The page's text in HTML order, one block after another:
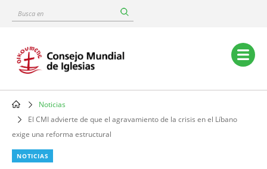
content
Busca
Main
navigation
Breadcrumb
Noticias
El CMI advierte de que el agravamiento de la crisis en el Líbano
exige una reforma estructural
NOTICIAS